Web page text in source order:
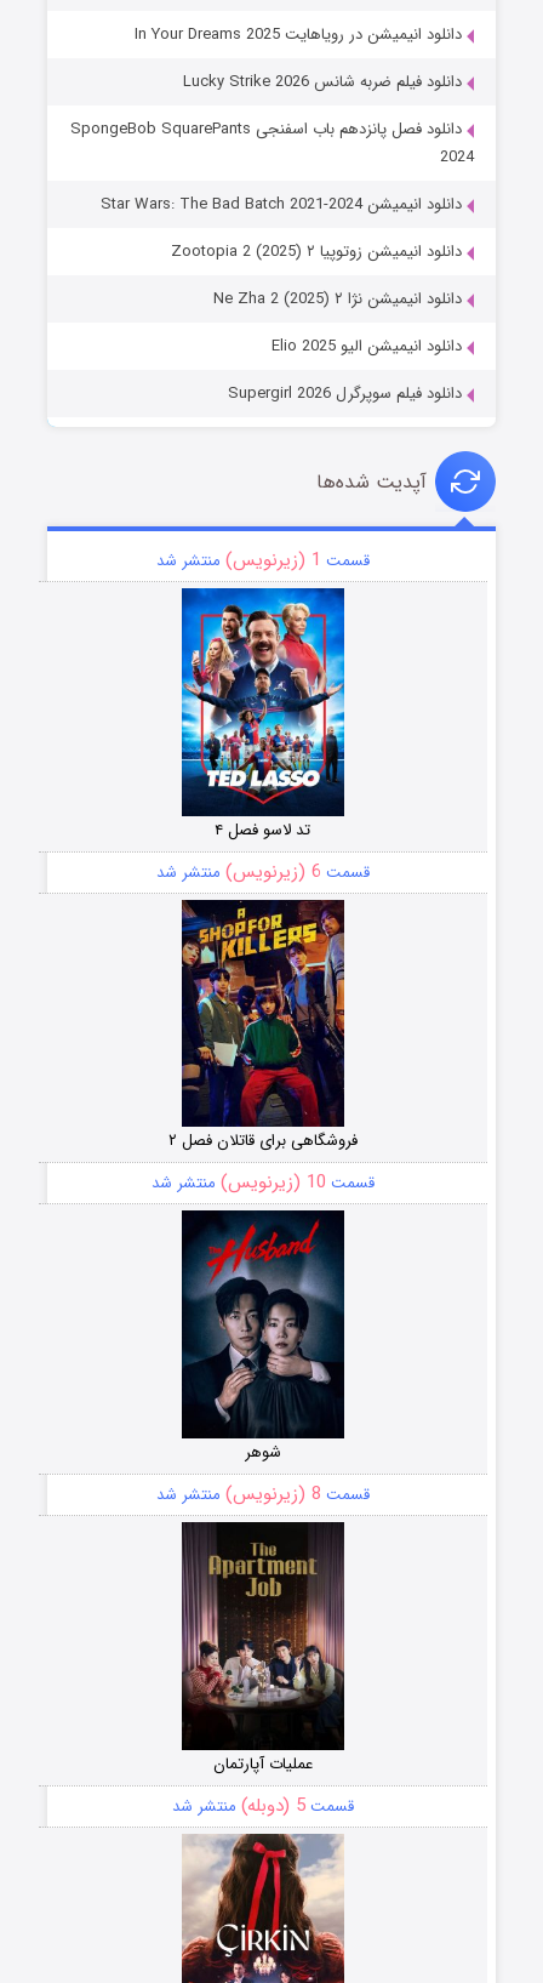
دانلود انیمیشن در رویاهایت In Your Dreams 2025
دانلود فیلم ضربه شانس Lucky Strike 2026
دانلود فصل پانزدهم باب اسفنجی SpongeBob SquarePants
2024
دانلود انیمیشن Star Wars: The Bad Batch 2021-2024
دانلود انیمیشن زوتوپیا ۲ Zootopia 2 (2025)
دانلود انیمیشن نژا ۲ Ne Zha 2 (2025)
دانلود انیمیشن الیو Elio 2025
دانلود فیلم سوپرگرل Supergirl 2026
آپدیت شده‌ها
قسمت 1 (زیرنویس) منتشر شد
تد لاسو فصل ۴
قسمت 6 (زیرنویس) منتشر شد
فروشگاهی برای قاتلان فصل ۲
قسمت 10 (زیرنویس) منتشر شد
شوهر
قسمت 8 (زیرنویس) منتشر شد
عملیات آپارتمان
قسمت5 (دوبله) منتشر شد